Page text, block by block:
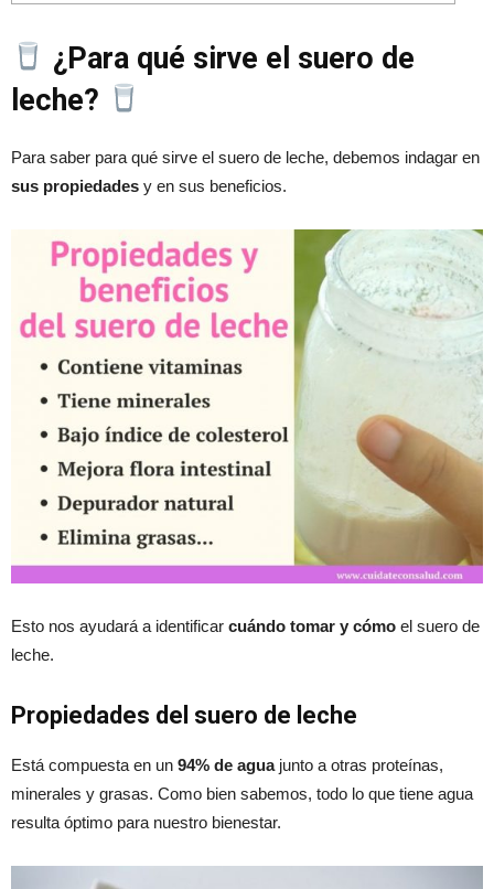
¿Para qué sirve el suero de
leche?
Para saber para qué sirve el suero de leche, debemos indagar en
sus propiedades y en sus beneficios.
Esto nos ayudará a identificar cuándo tomar y cómo el suero de
leche.
Propiedades del suero de leche
Está compuesta en un 94% de aguajunto a otras proteínas,
minerales y grasas. Como bien sabemos, todo lo que tiene agua
resulta óptimo para nuestro bienestar.